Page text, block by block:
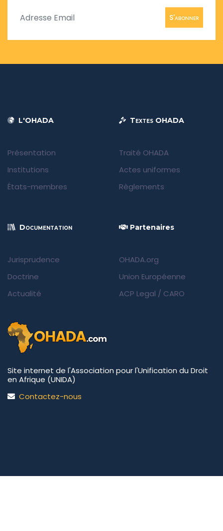
S'abonner
L'OHADA
Présentation
Institutions
États-membres
Textes OHADA
Traité OHADA
Actes uniformes
Règlements
Documentation
Jurisprudence
Doctrine
Actualité
Partenaires
OHADA.org
Union Européenne
ACP Legal / CARO
Site internet de l'Association pour l'Unification du Droit
en Afrique (UNIDA)
Contactez-nous